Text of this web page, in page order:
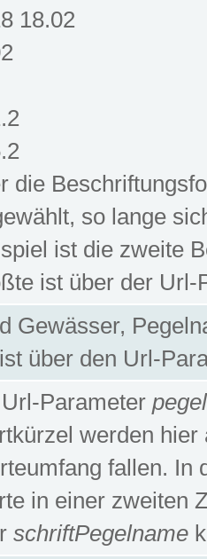
18.02
die
so lange
ist die zweite
ist über der
Gewässer,
über den Url-
Parameter
werden
fallen. In
in einer zweiten
schriftPegelname